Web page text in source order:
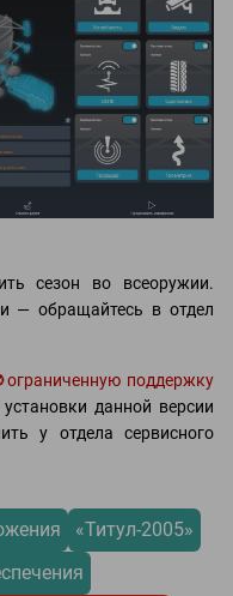
сезон во всеоружии.
— обращайтесь в отдел
ограниченную поддержку
данной версии
у отдела сервисного
«Титул-2005»